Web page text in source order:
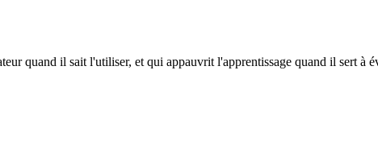
quand il sait l'utiliser, et qui appauvrit l'apprentissage quand il sert à